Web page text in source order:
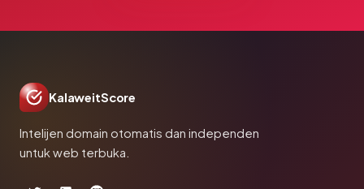
KalaweitScore
Intelijen domain otomatis dan independen
untuk web terbuka.